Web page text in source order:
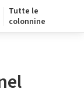
Tutte le
colonnine